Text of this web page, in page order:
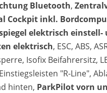
Bluetooth,
Cockpit inkl.
elektrisch einstell-
elektrisch, ESC, ABS,
Isofix Beifahrersitz,
"R-Line",
hinten, ParkPilot vorn